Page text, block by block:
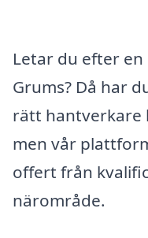
Letar du efter
Grums? Då har
rätt hantverkare
men vår
offert från
närområde.